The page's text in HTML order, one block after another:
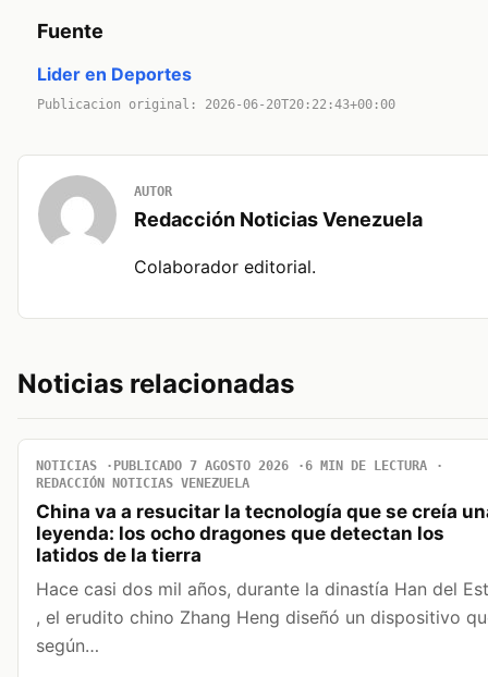
Fuente
Lider en Deportes
Publicacion original: 2026-06-20T20:22:43+00:00
AUTOR
Redacción Noticias Venezuela
Colaborador editorial.
Noticias relacionadas
NOTICIAS PUBLICADO 7 AGOSTO 2026
6 MIN DE LECTURA
REDACCIÓN NOTICIAS VENEZUELA
China va a resucitar la tecnología que se creía
leyenda: los ocho dragones que detectan los
latidos de la tierra
Hace casi dos mil años, durante la dinastía Han del
, el erudito chino Zhang Heng diseñó un dispositivo
según…